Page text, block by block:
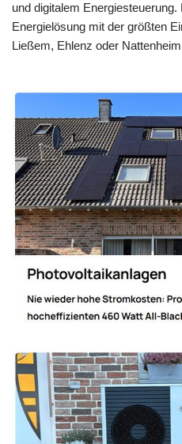
und digitalem
Energielösung mit der größten
Ließem, Ehlenz oder